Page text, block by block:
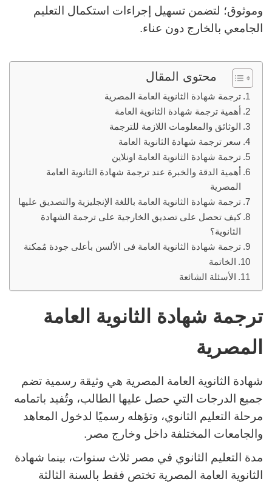
وموثوق؛ لتضمن تسهيل إجراءات استكمال التعليم
الجامعي بالخارج دون عناء.
محتوى المقال
ترجمة شهادة الثانوية العامة المصرية
أهمية ترجمة شهادة الثانوية العامة
الوثائق والمعلومات اللازمة للترجمة
سعر ترجمة شهادة الثانوية العامة
ترجمة شهادة الثانوية العامة اونلاين
أهمية الدقة والخبرة عند ترجمة شهادة الثانوية العامة
المصرية
ترجمة شهادة الثانوية العامة باللغة الإنجليزية والتصديق عليها
كيف تحصل على تصديق الخارجية على ترجمة الشهادة
الثانوية؟
ترجمة شهادة الثانوية العامة فى الألسن بأعلى جودة مُمكنة
الخاتمة
الأسئلة الشائعة
ترجمة شهادة الثانوية العامة
المصرية
شهادة الثانوية العامة المصرية هي وثيقة رسمية تضم
جميع الدرجات التي حصل عليها الطالب، وتُفيد باتمامه
مرحلة التعليم الثانوي، وتؤهله رسميًا لدخول المعاهد
والجامعات المختلفة داخل وخارج مصر.
مدة التعليم الثانوي في مصر ثلاث سنوات، بينما شهادة
الثانوية العامة المصرية تختص فقط بالسنة الثالثة